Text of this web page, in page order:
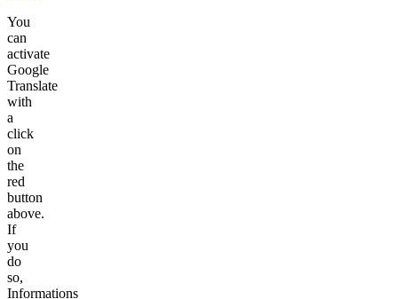
You
can
activate
Google
Translate
with
a
click
on
the
red
button
above.
If
you
do
so,
Informations